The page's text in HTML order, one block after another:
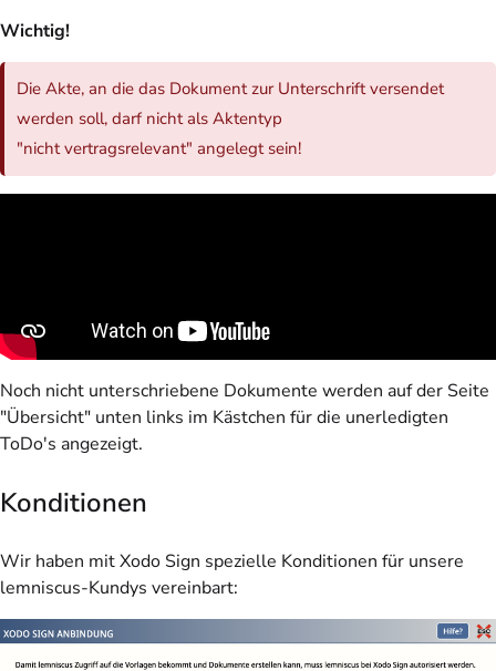
Wichtig!
Die Akte, an die das Dokument zur Unterschrift versendet
werden soll, darf nicht als Aktentyp
"nicht vertragsrelevant" angelegt sein!
Noch nicht unterschriebene Dokumente werden auf der Seite
"Übersicht" unten links im Kästchen für die unerledigten
ToDo's angezeigt.
Konditionen
Wir haben mit Xodo Sign spezielle Konditionen für unsere
lemniscus-Kundys vereinbart: